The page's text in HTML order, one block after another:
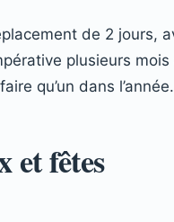
de 2 jours,
plusieurs mois
qu’un dans l’année.
et fêtes